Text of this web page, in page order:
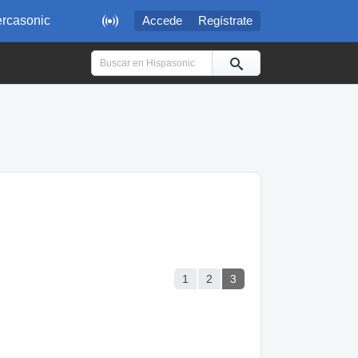
 Accede Regístrate
1 2 3